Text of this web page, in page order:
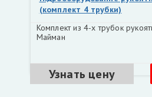
(комплект 4 трубки)
Комплект из 4-х трубок
Майман
Узнать цену